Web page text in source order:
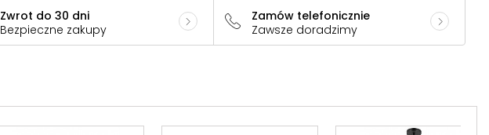
Zwrot do 30 dni
Bezpieczne zakupy
Zamów telefonicznie
Zawsze doradzimy